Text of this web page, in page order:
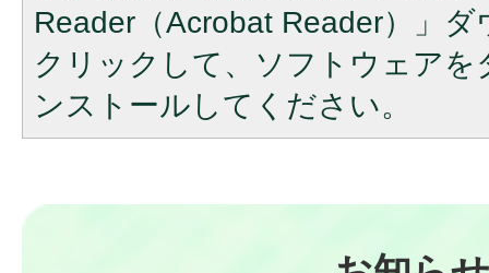
Reader（Acrobat Reader）」
クリックして、ソフトウェア
ンストールしてください。